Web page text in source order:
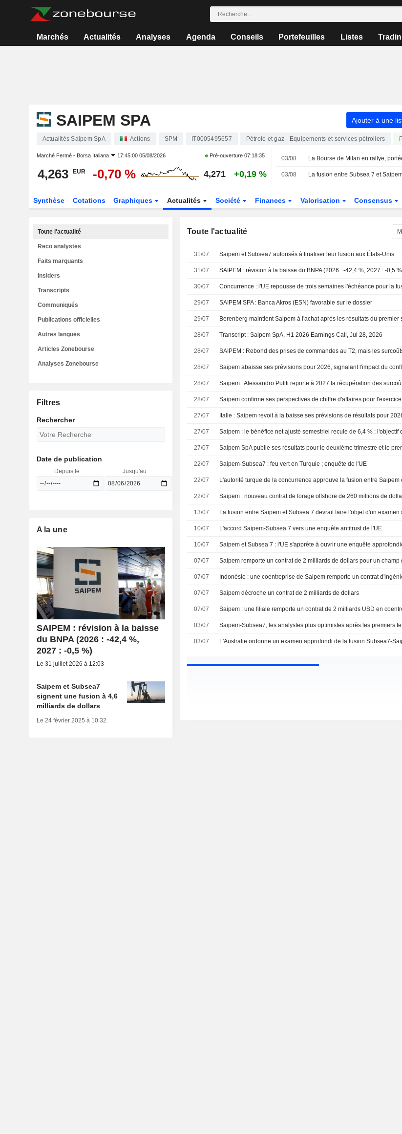
Marchés Actualités Analyses Agenda Conseils Portefeuilles Listes
SAIPEM SPA Ajouter à une
Actualités Saipem SpA Actions SPM IT0005495657 Pétrole et gaz - Equipements et services pétroliers
Marché Fermé - Borsa Italiana 17:45:00 05/08/2026 Pré-ouverture07:18:35
4,263 EUR -0,70 % 4,271 +0,19 %
03/08
03/08
Synthèse Cotations Graphiques Actualités Société Finances Valorisation Consensus
Toute l'actualité
31/07 Saipem et Subsea7 autorisés à finaliser leur fusion aux États-Unis
31/07 SAIPEM : révision à la baisse du BNPA (2026 : -42,4 %, 2027 : -0,5
30/07
29/07 SAIPEM SPA : Banca Akros (ESN) favorable sur le dossier
29/07
28/07 Transcript : Saipem SpA, H1 2026 Earnings Call, Jul 28, 2026
28/07
28/07
28/07 Saipem : Alessandro Puliti reporte à 2027 la récupération des
28/07 Saipem confirme ses perspectives de chiffre d'affaires pour
27/07
27/07
27/07
22/07 Saipem-Subsea7 : feu vert en Turquie ; enquête de l'UE
22/07 L'autorité turque de la concurrence approuve la fusion entre Saipem
22/07 Saipem : nouveau contrat de forage offshore de 260 millions de
13/07
10/07 L'accord Saipem-Subsea 7 vers une enquête antitrust de l'UE
10/07
07/07
07/07
07/07 Saipem décroche un contrat de 2 milliards de dollars
07/07 Saipem : une filiale remporte un contrat de 2 milliards USD en
03/07 Saipem-Subsea7, les analystes plus optimistes après les premiers
03/07
Toute l'actualité
Reco analystes
Faits marquants
Insiders
Transcripts
Communiqués
Publications officielles
Autres langues
Articles Zonebourse
Analyses Zonebourse
Filtres
Rechercher
Date de publication
Depuis le Jusqu'au
A la une
SAIPEM : révision à la baisse
du BNPA (2026 : -42,4 %,
2027 : -0,5 %)
Le 31 juillet 2026 à 12:03
Saipem et Subsea7
signent une fusion à 4,6
milliards de dollars
Le 24 février 2025 à 10:32